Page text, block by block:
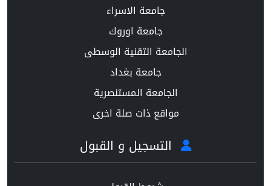
جامعة الاسراء
جامعة اوروك
الجامعة التقنية الوسطى
جامعة بغداد
الجامعة المستنصرية
مواقع ذات صلة اخرى
التسجيل و القبول